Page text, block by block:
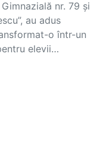
nr. 79 și
au adus
o într-un
elevii…